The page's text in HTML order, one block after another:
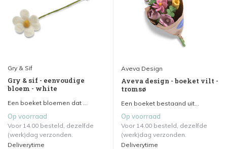
Gry & Sif
Gry & sif - eenvoudige
bloem - white
Een boeket bloemen dat ...
Op voorraad
Voor 14.00 besteld, dezelfde
(werk)dag verzonden.
Deliverytime
Aveva Design
Aveva design - boeket vilt -
tromsø
Een boeket bestaand uit...
Op voorraad
Voor 14.00 besteld, dezelfde
(werk)dag verzonden.
Deliverytime